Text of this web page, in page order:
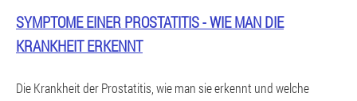
SYMPTOME EINER PROSTATITIS - WIE MAN DIE
KRANKHEIT ERKENNT
Die Krankheit der Prostatitis, wie man sie erkennt und welche